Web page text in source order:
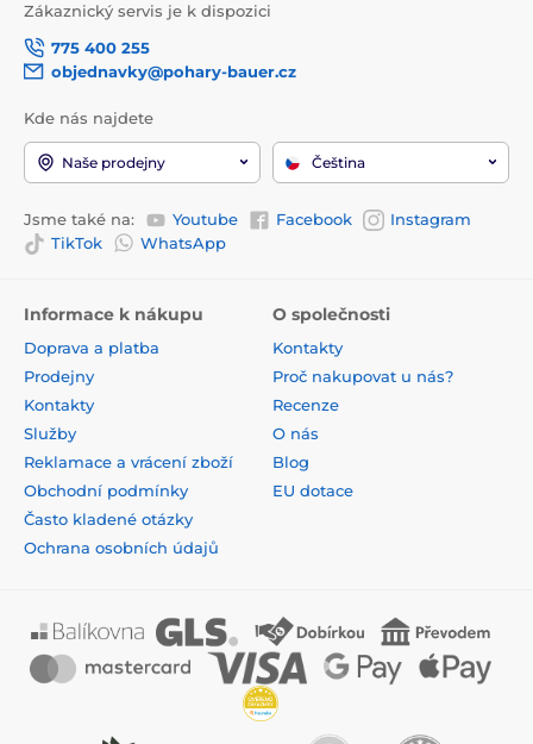
Zákaznický servis je k dispozici
775 400 255
objednavky@pohary-bauer.cz
Kde nás najdete
Naše prodejny Čeština
Jsme také na: Youtube Facebook
Instagram
TikTok
WhatsApp
Informace k nákupu
Doprava a platba
Prodejny
Kontakty
Služby
Reklamace a vrácení zboží
Obchodní podmínky
Často kladené otázky
Ochrana osobních údajů
O společnosti
Kontakty
Proč nakupovat u nás?
Recenze
O nás
Blog
EU dotace